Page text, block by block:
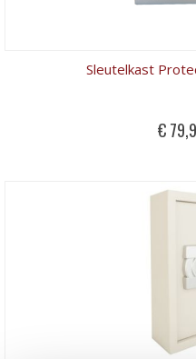
Sleutelkast
Special
Price
€